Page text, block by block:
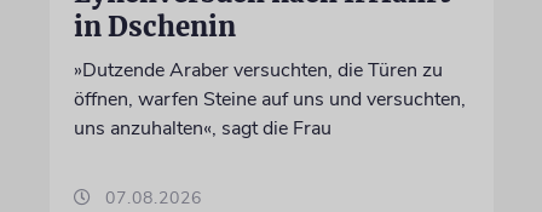
in Dschenin
»Dutzende Araber versuchten, die Türen zu
öffnen, warfen Steine auf uns und versuchten,
uns anzuhalten«, sagt die Frau
07.08.2026